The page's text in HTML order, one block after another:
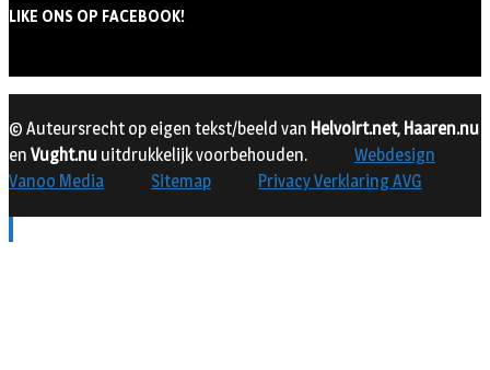
LIKE ONS OP FACEBOOK!
© Auteursrecht op eigen tekst/beeld van Helvoirt.net, Haaren.nu
en Vught.nu uitdrukkelijk voorbehouden.
Webdesign
Vanoo Media
Sitemap Privacy Verklaring AVG